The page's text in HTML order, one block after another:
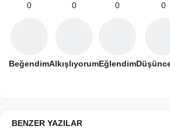
0
Beğendim
0
Alkışlıyorum
0
Eğlendim
0
BENZER YAZILAR